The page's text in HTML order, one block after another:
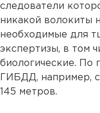
следователи
никакой волокиты
необходимые для
экспертизы, в том
биологические. По
ГИБДД, например,
145 метров.